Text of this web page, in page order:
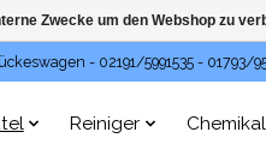
- 02191/5991535 - 01793/
Reiniger
Zwecke um den Webshop zu